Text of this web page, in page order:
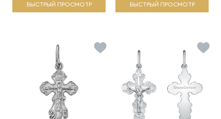
БЫСТРЫЙ ПРОСМОТР БЫСТРЫЙ ПРОСМОТР